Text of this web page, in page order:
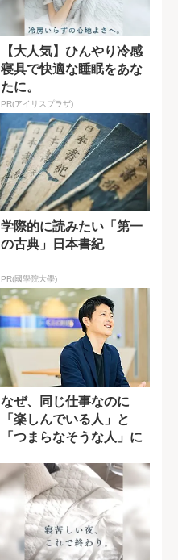
【大人気】ひんやり冷感
寝具で快適な睡眠をあな
たに。
PR(アイリスプラザ)
学際的に読みたい「第一
の古典」日本書紀
PR(國學院大學)
なぜ、同じ仕事なのに
「楽しんでいる人」と
「つまらなそうな人」に